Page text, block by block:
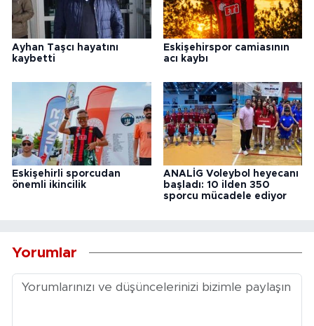
Ayhan Taşcı hayatını
kaybetti
Eskişehirspor camiasının
acı kaybı
Eskişehirli sporcudan
önemli ikincilik
ANALİG Voleybol heyecanı
başladı: 10 ilden 350
sporcu mücadele ediyor
Yorumlar